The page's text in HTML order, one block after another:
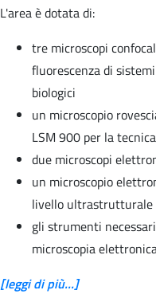
L'area è dotata di:
tre microscopi
fluorescenza di
biologici
un microscopio
LSM 900 per la
due microscopi
un microscopio
livello ultrastrutturale
gli strumenti
microscopia
[leggi di più...]